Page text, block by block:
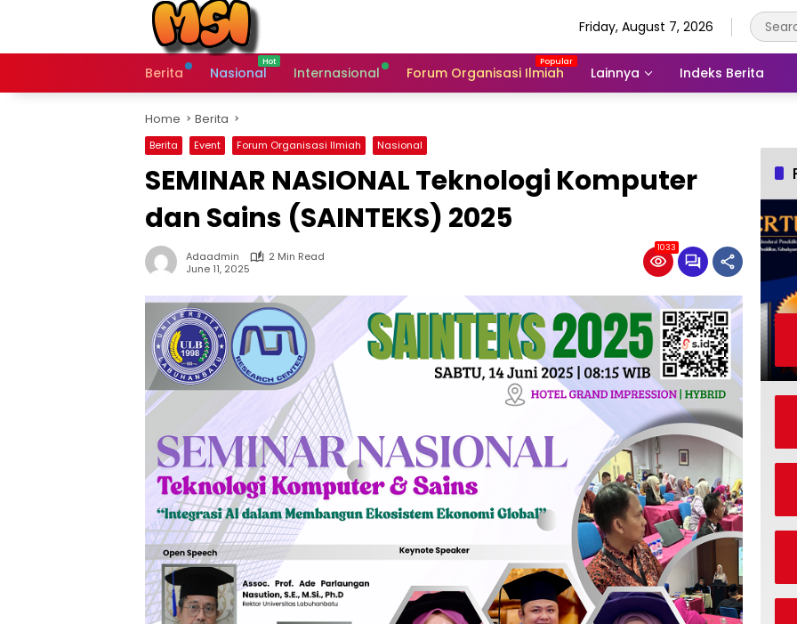
Friday, August 7, 2026
Berita Nasional Internasional Forum Organisasi Ilmiah Lainnya Indeks Berita
Home Berita
Berita Event Forum Organisasi Ilmiah Nasional
SEMINAR NASIONAL Teknologi Komputer
dan Sains (SAINTEKS) 2025
Adaadmin
2 Min Read
June 11, 2025
1033